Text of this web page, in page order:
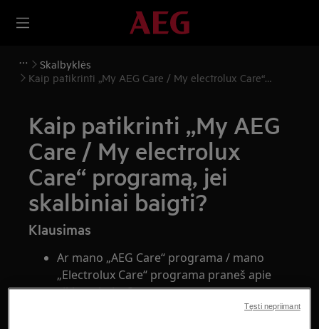
Skalbyklės
Kaip patikrinti „My AEG Care / My electrolux Care“
Kaip patikrinti „My AEG
Care / My electrolux
Care“ programą, jei
skalbiniai baigti?
Klausimas
Ar mano „AEG Care“ programa / mano
„Electrolux Care“ programa praneš apie
ciklo pabaigą?
Kaip patikrinti programoje, jei skalbiniaiTęsti nepriimant